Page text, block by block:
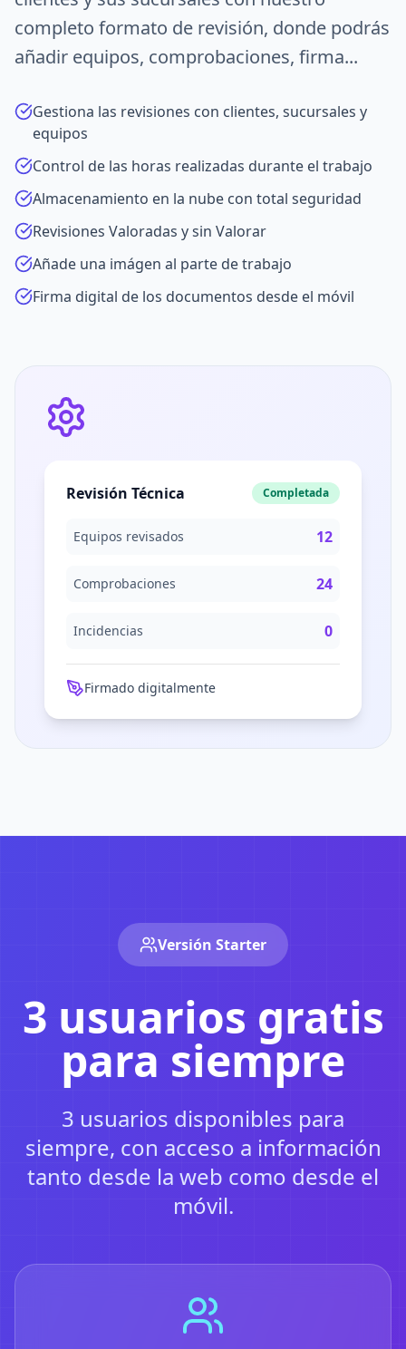
completo formato de revisión, donde podrás
añadir equipos, comprobaciones, firma...
Gestiona las revisiones con clientes, sucursales y
equipos
Control de las horas realizadas durante el trabajo
Almacenamiento en la nube con total seguridad
Revisiones Valoradas y sin Valorar
Añade una imágen al parte de trabajo
Firma digital de los documentos desde el móvil
Revisión Técnica Completada
Equipos revisados 12
Comprobaciones 24
Incidencias 0
Firmado digitalmente
Versión Starter
3 usuarios gratis
para siempre
3 usuarios disponibles para
siempre, con acceso a información
tanto desde la web como desde el
móvil.